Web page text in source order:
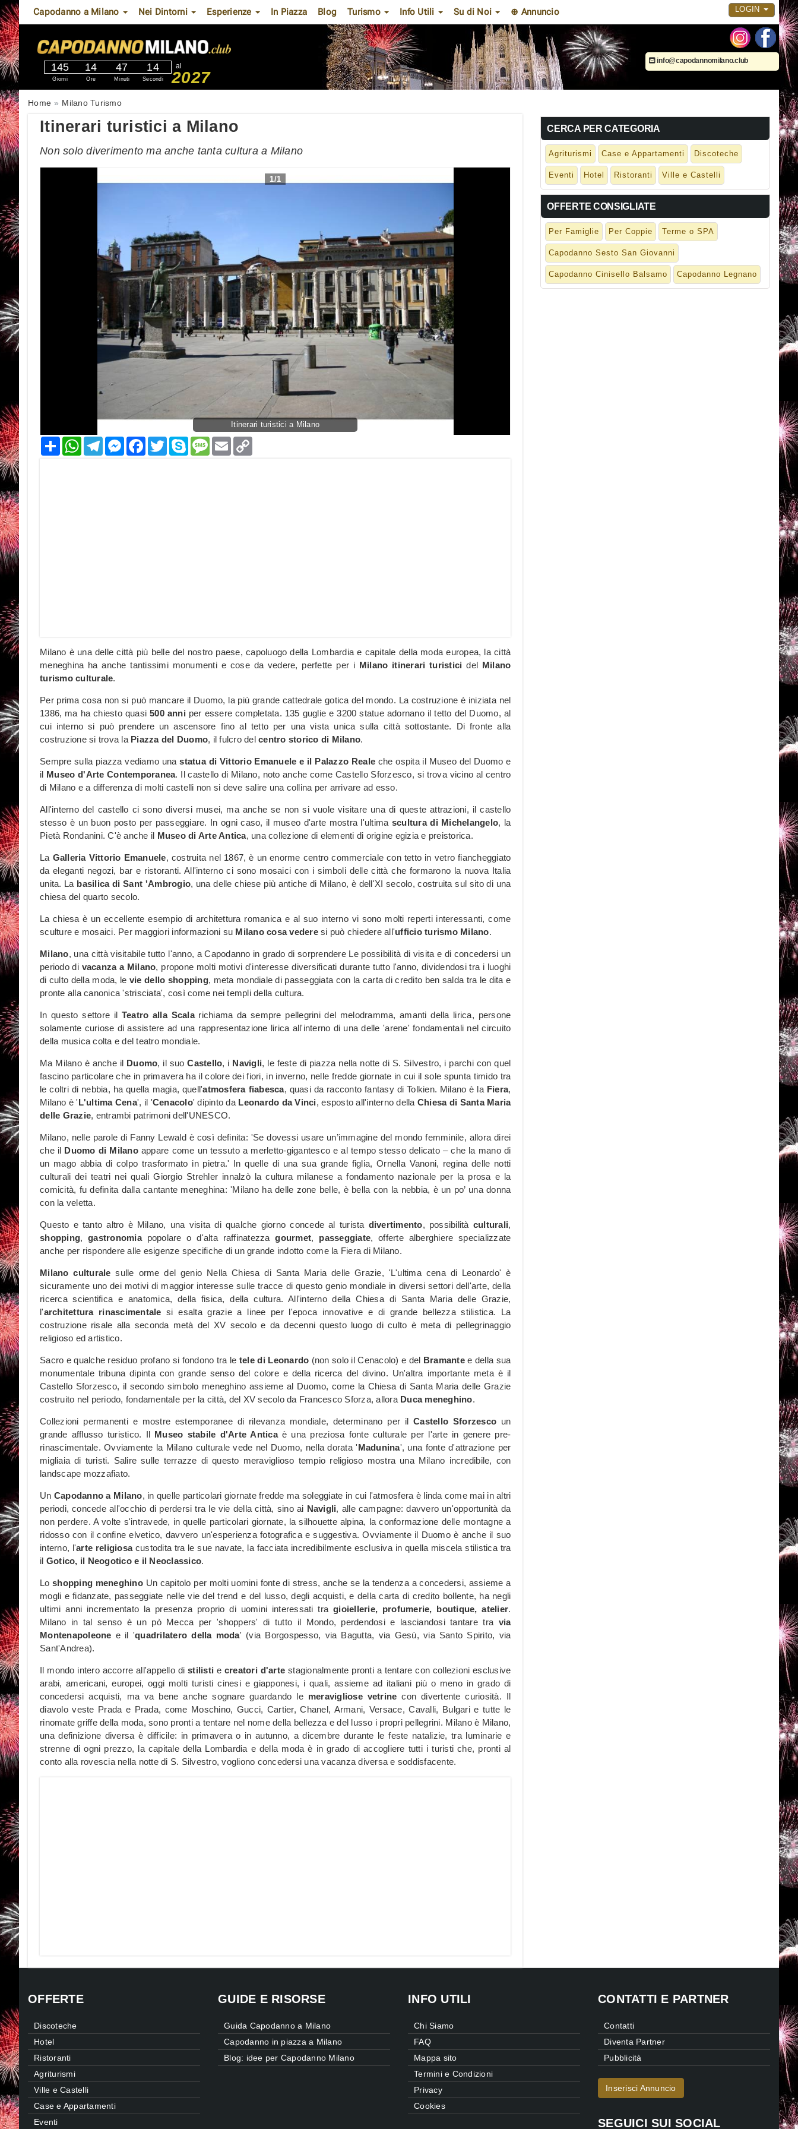
Capodanno a Milano Nei Dintorni Esperienze In Piazza Blog Turismo Info Utili Su di Noi ⊕ Annuncio LOGIN
145
Giorni
14
Ore
47
Minuti
13
Secondi
al
2027
info@capodannomilano.club
Home Milano Turismo
Itinerari turistici a Milano
Non solo diverimento ma anche tanta cultura a Milano
1/1
Itinerari turistici a Milano
CondividiWhatsAppTelegramMessenger
Facebook
TwitterSkypeMessage
Email
Milano è una delle città più belle del nostro paese, capoluogo della Lombardia e capitale della moda europea, la città
meneghina ha anche tantissimi monumenti e cose da vedere, perfette per i Milano itinerari turisticidel Milano
turismo culturale.
Per prima cosa non si può mancare il Duomo, la più grande cattedrale gotica del mondo. La costruzione è iniziata nel
1386, ma ha chiesto quasi 500 anni per essere completata. 135 guglie e 3200 statue adornano il tetto del Duomo, al
cui interno si può prendere un ascensore fino al tetto per una vista unica sulla città sottostante. Di fronte alla
costruzione si trova la Piazza del Duomo, il fulcro del centro storico di Milano.
Sempre sulla piazza vediamo unastatua di Vittorio Emanuele e il Palazzo Reale che ospita il Museo del Duomo e
il Museo d'Arte Contemporanea. Il castello di Milano, noto anche come Castello Sforzesco, si trova vicino al centro
di Milano e a differenza di molti castelli non si deve salire una collina per arrivare ad esso.
All'interno del castello ci sono diversi musei, ma anche se non si vuole visitare una di queste attrazioni, il castello
stesso è un buon posto per passeggiare. In ogni caso, il museo d'arte mostra l'ultima scultura di Michelangelo, la
Pietà Rondanini. C'è anche il Museo di Arte Antica, una collezione di elementi di origine egizia e preistorica.
La Galleria Vittorio Emanuele, costruita nel 1867, è un enorme centro commerciale con tetto in vetro fiancheggiato
da eleganti negozi, bar e ristoranti. All'interno ci sono mosaici con i simboli delle città che formarono la nuova Italia
unita. La basilica di Sant 'Ambrogio, una delle chiese più antiche di Milano, è dell'XI secolo, costruita sul sito di una
chiesa del quarto secolo.
La chiesa è un eccellente esempio di architettura romanica e al suo interno vi sono molti reperti interessanti, come
sculture e mosaici. Per maggiori informazioni su Milano cosa vederesi può chiedere all'ufficio turismo Milano.
Milano, una città visitabile tutto l'anno, a Capodanno in grado di sorprendere Le possibilità di visita e di concedersi un
periodo divacanza a Milano, propone molti motivi d'interesse diversificati durante tutto l'anno, dividendosi tra i luoghi
di culto della moda, le vie dello shopping, meta mondiale di passeggiata con la carta di credito ben salda tra le dita e
pronte alla canonica 'strisciata', così come nei templi della cultura.
In questo settore il Teatro alla Scalarichiama da sempre pellegrini del melodramma, amanti della lirica, persone
solamente curiose di assistere ad una rappresentazione lirica all'interno di una delle 'arene' fondamentali nel circuito
della musica colta e del teatro mondiale.
Ma Milano è anche il Duomo, il suoCastello, i Navigli, le feste di piazza nella notte di S. Silvestro, i parchi con quel
fascino particolare che in primavera ha il colore dei fiori, in inverno, nelle fredde giornate in cui il sole spunta timido tra
le coltri di nebbia, ha quella magia, quell'atmosfera fiabesca, quasi da racconto fantasy di Tolkien. Milano è la Fiera,
Milano è 'L'ultima Cena', il 'Cenacolo' dipinto da Leonardo da Vinci, esposto all'interno della Chiesa di Santa Maria
delle Grazie, entrambi patrimoni dell'UNESCO.
Milano, nelle parole di Fanny Lewald è così definita: 'Se dovessi usare un’immagine del mondo femminile, allora direi
che il Duomo di Milanoappare come un tessuto a merletto-gigantesco e al tempo stesso delicato – che la mano di
un mago abbia di colpo trasformato in pietra.' In quelle di una sua grande figlia, Ornella Vanoni, regina delle notti
culturali dei teatri nei quali Giorgio Strehler innalzò la cultura milanese a fondamento nazionale per la prosa e la
comicità, fu definita dalla cantante meneghina: 'Milano ha delle zone belle, è bella con la nebbia, è un po’ una donna
con la veletta.
Questo e tanto altro è Milano, una visita di qualche giorno concede al turista divertimento, possibilità culturali,
shopping,gastronomia popolare o d'alta raffinatezzagourmet, passeggiate, offerte alberghiere specializzate
anche per rispondere alle esigenze specifiche di un grande indotto come la Fiera di Milano.
Milano culturale sulle orme del genio Nella Chiesa di Santa Maria delle Grazie, 'L'ultima cena di Leonardo' è
sicuramente uno dei motivi di maggior interesse sulle tracce di questo genio mondiale in diversi settori dell'arte, della
ricerca scientifica e anatomica, della fisica, della cultura. All'interno della Chiesa di Santa Maria delle Grazie,
l'architettura rinascimentale si esalta grazie a linee per l'epoca innovative e di grande bellezza stilistica. La
costruzione risale alla seconda metà del XV secolo e da decenni questo luogo di culto è meta di pellegrinaggio
religioso ed artistico.
Sacro e qualche residuo profano si fondono tra le tele di Leonardo (non solo il Cenacolo) e del Bramantee della sua
monumentale tribuna dipinta con grande senso del colore e della ricerca del divino. Un'altra importante meta è il
Castello Sforzesco, il secondo simbolo meneghino assieme al Duomo, come la Chiesa di Santa Maria delle Grazie
costruito nel periodo, fondamentale per la città, del XV secolo da Francesco Sforza, allora Duca meneghino.
Collezioni permanenti e mostre estemporanee di rilevanza mondiale, determinano per ilCastello Sforzesco un
grande afflusso turistico. Il Museo stabile d'Arte Anticaè una preziosa fonte culturale per l'arte in genere pre-
rinascimentale. Ovviamente la Milano culturale vede nel Duomo, nella dorata 'Madunina', una fonte d'attrazione per
migliaia di turisti. Salire sulle terrazze di questo meraviglioso tempio religioso mostra una Milano incredibile, con
landscape mozzafiato.
Un Capodanno a Milano, in quelle particolari giornate fredde ma soleggiate in cui l'atmosfera è linda come mai in altri
periodi, concede all'occhio di perdersi tra le vie della città, sino ai Navigli, alle campagne: davvero un'opportunità da
non perdere. A volte s'intravede, in quelle particolari giornate, la silhouette alpina, la conformazione delle montagne a
ridosso con il confine elvetico, davvero un'esperienza fotografica e suggestiva. Ovviamente il Duomo è anche il suo
interno, l'arte religiosacustodita tra le sue navate, la facciata incredibilmente esclusiva in quella miscela stilistica tra
il Gotico, il Neogotico e il Neoclassico.
Loshopping meneghinoUn capitolo per molti uomini fonte di stress, anche se la tendenza a concedersi, assieme a
mogli e fidanzate, passeggiate nelle vie del trend e del lusso, degli acquisti, e della carta di credito bollente, ha negli
ultimi anni incrementato la presenza proprio di uomini interessati tragioiellerie, profumerie, boutique, atelier.
Milano in tal senso è un pò Mecca per 'shoppers' di tutto il Mondo, perdendosi e lasciandosi tantare tra via
Montenapoleone e il 'quadrilatero della moda' (via Borgospesso, via Bagutta, via Gesù, via Santo Spirito, via
Sant'Andrea).
Il mondo intero accorre all'appello distilisti e creatori d'artestagionalmente pronti a tentare con collezioni esclusive
arabi, americani, europei, oggi molti turisti cinesi e giapponesi, i quali, assieme ad italiani più o meno in grado di
concedersi acquisti, ma va bene anche sognare guardando le meravigliose vetrine con divertente curiosità. Il
diavolo veste Prada e Prada, come Moschino, Gucci, Cartier, Chanel, Armani, Versace, Cavalli, Bulgari e tutte le
rinomate griffe della moda, sono pronti a tentare nel nome della bellezza e del lusso i propri pellegrini. Milano è Milano,
una definizione diversa è difficile: in primavera o in autunno, a dicembre durante le feste natalizie, tra luminarie e
strenne di ogni prezzo, la capitale della Lombardia e della moda è in grado di accogliere tutti i turisti che, pronti al
conto alla rovescia nella notte di S. Silvestro, vogliono concedersi una vacanza diversa e soddisfacente.
CERCA PER CATEGORIA
Agriturismi Case e Appartamenti Discoteche
Eventi Hotel Ristoranti Ville e Castelli
OFFERTE CONSIGLIATE
Per Famiglie Per Coppie Terme o SPA
Capodanno Sesto San Giovanni
Capodanno Cinisello Balsamo Capodanno Legnano
OFFERTE
Discoteche
Hotel
Ristoranti
Agriturismi
Ville e Castelli
Case e Appartamenti
Eventi
GUIDE E RISORSE
Guida Capodanno a Milano
Capodanno in piazza a Milano
Blog: idee per Capodanno Milano
INFO UTILI
Chi Siamo
FAQ
Mappa sito
Termini e Condizioni
Privacy
Cookies
CONTATTI E PARTNER
Contatti
Diventa Partner
Pubblicità
Inserisci Annuncio
SEGUICI SUI SOCIAL